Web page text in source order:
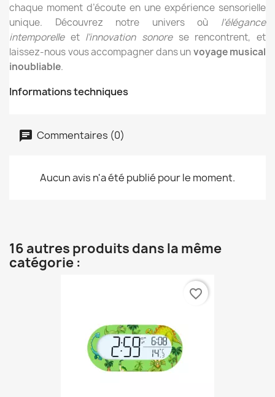
chaque moment d’écoute en une expérience sensorielle
unique. Découvrez notre univers où l’élégance
intemporelleet l’innovation sonorese rencontrent, et
laissez-nous vous accompagner dans unvoyage musical
inoubliable.
Informations techniques
Commentaires (0)
Aucun avis n'a été publié pour le moment.
16 autres produits dans la même
catégorie :
favorite_border